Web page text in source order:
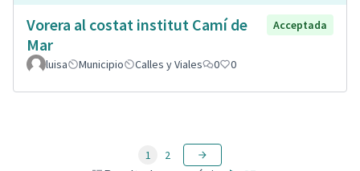
Vorera al costat institut Camí de
Mar
Acceptada
luisa Municipio Calles y Viales 0 0
1 2